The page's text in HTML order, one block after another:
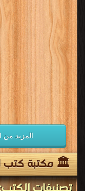
المزيد من
🏛 مكتبة كتب